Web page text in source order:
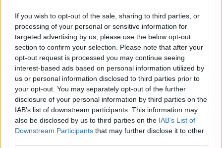
If you wish to opt-out of the sale, sharing to third parties, or
processing of your personal or sensitive information for
targeted advertising by us, please use the below opt-out
section to confirm your selection. Please note that after your
opt-out request is processed you may continue seeing
interest-based ads based on personal information utilized by
us or personal information disclosed to third parties prior to
your opt-out. You may separately opt-out of the further
disclosure of your personal information by third parties on the
IAB’s list of downstream participants. This information may
also be disclosed by us to third parties on the IAB’s List of
Downstream Participants that may further disclose it to other
επαναπατρισμό.
Επιπλέον, διά των ανωτέρω πτήσεων
διευκολύνθηκε και η επιστροφή πολιτών
ευρωπαϊκών και τρίτων χωρών. Συγκεκριμένα,
εξασφαλίσθηκε η επιστροφή πολιτών της Αυστρίας,
Γερμανίας και Ισραήλ, Αλβανίας, Βελγίου, Βόρειας
Μακεδονίας, Βουλγαρίας, Γερμανίας, Ιρλανδίας,
Λετονίας, Ουκρανίας και Παναμά».